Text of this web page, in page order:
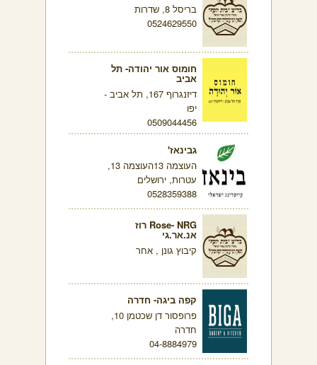
בריסל 8, שדרות
0524629550
חומוס אור יהודה- תל
אביב
דיזנגרוף 167, תל אביב -
יפו
0509044456
גבינאז'
העוצמה 13העוצמה 13,
עטרות, ירושלים
0528359388
Rose- NRG רוז
אנ.אר.גי
קיבוץ גונן , אחר
קפה ביגה- חדרה
פרופסור דן שכטמן 10,
חדרה
04-8884979